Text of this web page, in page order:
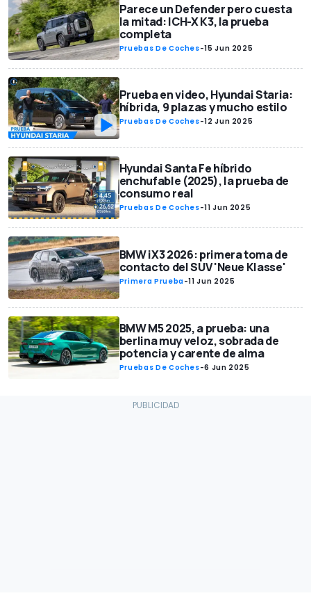
Parece un Defender pero cuesta
la mitad: ICH-X K3, la prueba
completa
Pruebas De Coches-15 Jun 2025
Prueba en video, Hyundai Staria:
híbrida, 9 plazas y mucho estilo
Pruebas De Coches-12 Jun 2025
Hyundai Santa Fe híbrido
enchufable (2025), la prueba de
consumo real
Pruebas De Coches-11 Jun 2025
BMW iX3 2026: primera toma de
contacto del SUV 'Neue Klasse'
Primera Prueba-11 Jun 2025
BMW M5 2025, a prueba: una
berlina muy veloz, sobrada de
potencia y carente de alma
Pruebas De Coches-6 Jun 2025